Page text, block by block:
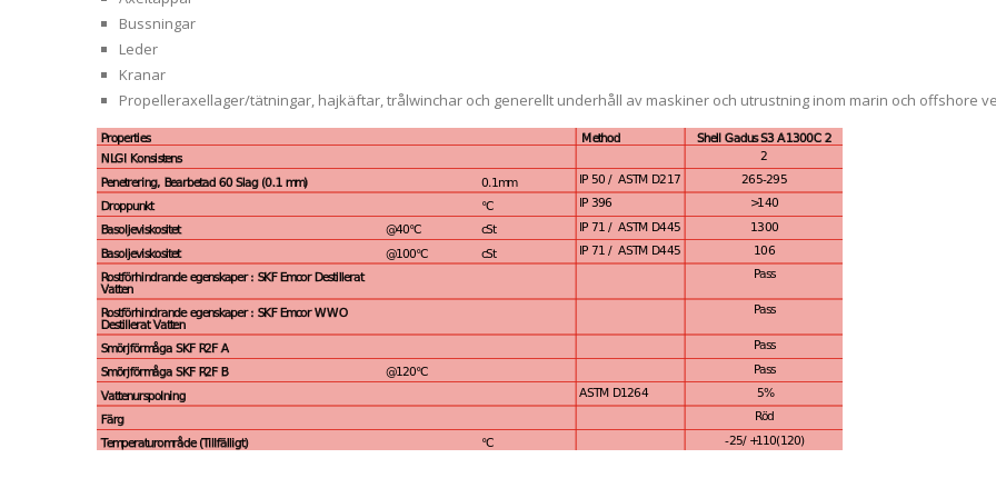
Bussningar
Leder
Kranar
Propelleraxellager/tätningar, hajkäftar, trålwinchar och generellt underhåll av maskiner och utrustning inom marin och offshore